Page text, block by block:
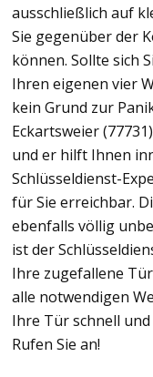
ausschließlich auf
Sie gegenüber der
können. Sollte sich
Ihren eigenen vier
kein Grund zur
Eckartsweier
und er hilft Ihnen
Schlüsseldienst-
für Sie erreichbar.
ebenfalls völlig
ist der
Ihre zugefallene
alle notwendigen
Ihre Tür schnell
Rufen Sie an!